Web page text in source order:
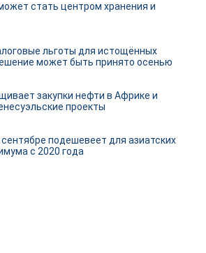
стать центром хранения и
льготы для истощённых
может быть принято осенью
закупки нефти в Африке и
проекты
подешевеет для азиатских
с 2020 года